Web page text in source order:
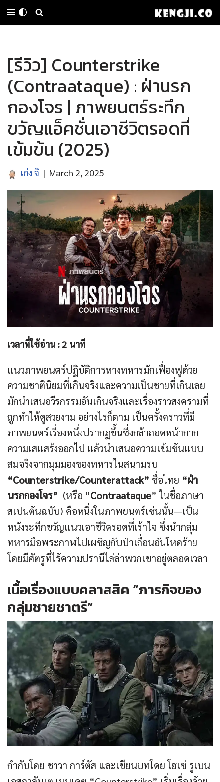
Skip
content
[รีวิว] Counterstrike
(Contraataque) : ฝ่านรก
กองโจร | ภาพยนตร์ระทึก
ขวัญแอ็คชั่นเอาชีวิตรอดที่
เข้มข้น (2025)
เก่ง จิ March 2, 2025
เวลาที่ใช้อ่าน :2 นาที
แนวภาพยนตร์ปฏิบัติการทางทหารมักเฟื่องฟูด้วย
ความชาตินิยมที่เกินจริงและความเป็นชายที่เกินเลย
มักนำเสนอวีรกรรมอันเกินจริงและเรื่องราวสงครามที่
ถูกทำให้ดูสวยงาม อย่างไรก็ตาม เป็นครั้งคราวที่มี
ภาพยนตร์เรื่องหนึ่งปรากฏขึ้นซึ่งกล้าถอดหน้ากาก
ความเสแสร้งออกไป แล้วนำเสนอความเข้มข้นแบบ
สมจริงจากมุมมองของทหารในสนามรบ
“Counterstrike/Counterattack” ชื่อไทย “ฝ่า
นรกกองโจร” (หรือ “Contraataque” ในชื่อภาษา
สเปนต้นฉบับ) คือหนึ่งในภาพยนตร์เช่นนั้น—เป็น
หนังระทึกขวัญแนวเอาชีวิตรอดที่เร้าใจ ซึ่งนำกลุ่ม
ทหารมือพระกาฬไปเผชิญกับป่าเถื่อนอันโหดร้าย
โดยมีศัตรูที่ไร้ความปรานีไล่ล่าพวกเขาอยู่ตลอดเวลา
เนื้อเรื่องแบบคลาสสิค “ภารกิจของ
กลุ่มชายชาตรี”
กำกับโดย ชาวา การ์ตัส และเขียนบทโดย โฮเซ่ รูเบน